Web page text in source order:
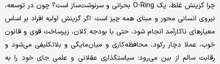
چرا گزینش غلط، یک O-Ring بحرانی و سرنوشت‌ساز است؟ چون در توسعه،
نیروی انسانی محور و مبنای همه چیز است. اگر گزینش اولیه افراد بر اساس
معیارهای ناکارآمد انجام شود، حتی با بودجه کلان، زیرساخت قوی و قانون
خوب، عملا دچار رکود، محافظه‌کاری و میان‌مایگی و بلاتکلیفی می‌شود و
رقابت سالم از بین می‌رود؛ سیاستگذاری عقلانی و علمی جای خود را به